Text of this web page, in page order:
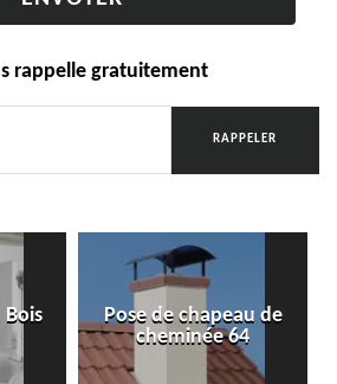
rappelle gratuitement
Bois
Pose de chapeau de
cheminée 64